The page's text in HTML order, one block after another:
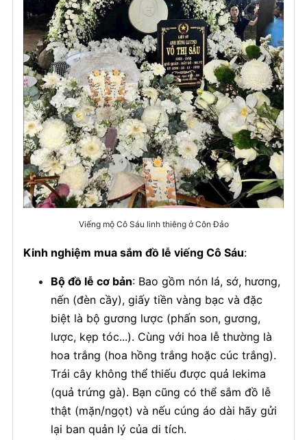
Viếng mộ Cô Sáu linh thiêng ở Côn Đảo
Kinh nghiệm mua sắm đồ lễ viếng Cô Sáu:
Bộ đồ lễ cơ bản: Bao gồm nón lá, sớ, hương,
nến (đèn cầy), giấy tiền vàng bạc và đặc
biệt là bộ gương lược (phấn son, gương,
lược, kẹp tóc...). Cùng với hoa lễ thường là
hoa trắng (hoa hồng trắng hoặc cúc trắng).
Trái cây không thể thiếu được quả lekima
(quả trứng gà). Bạn cũng có thể sắm đồ lễ
thật (mặn/ngọt) và nếu cúng áo dài hãy gửi
lại ban quản lý của di tích.